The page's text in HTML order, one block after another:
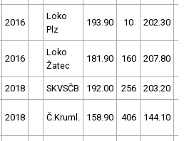
2016
Loko
Plz
193.90 10 202.30
2016
Loko
Žatec
181.90 160 207.80
2018 SKVSČB 192.00 256 203.20
2018 Č.Kruml. 158.90 406 144.10